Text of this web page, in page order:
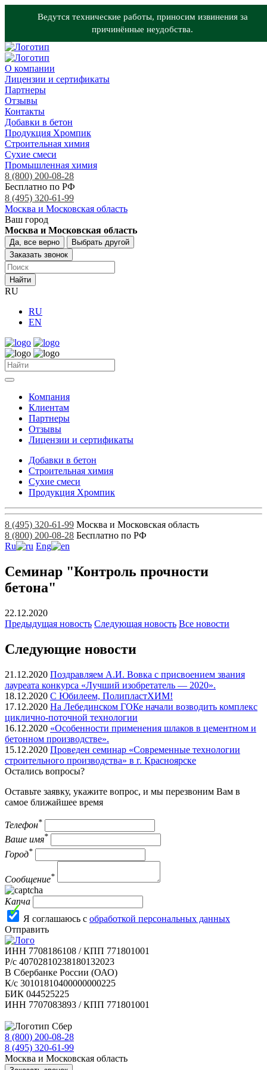
Ведутся технические работы, приносим извинения за
причинённые неудобства.
О компании
Лицензии и сертификаты
Партнеры
Отзывы
Контакты
Добавки в бетон
Продукция Хромпик
Строительная химия
Сухие смеси
Промышленная химия
8 (800) 200-08-28
Бесплатно по РФ
8 (495) 320-61-99
Москва и Московская область
Ваш город
Москва и Московская область
Да, все верно
Выбрать другой
Заказать звонок
Найти
RU
RU
EN
Компания
Клиентам
Партнеры
Отзывы
Лицензии и сертификаты
Добавки в бетон
Строительная химия
Сухие смеси
Продукция Хромпик
8 (495) 320-61-99 Москва и Московская область
8 (800) 200-08-28 Бесплатно по РФ
Ru
Eng
Семинар "Контроль прочности
бетона"
22.12.2020
Предыдущая новость Следующая новость Все новости
Следующие новости
21.12.2020 Поздравляем А.И. Вовка с присвоением звания
лауреата конкурса «Лучший изобретатель — 2020».
18.12.2020 С Юбилеем, ПолипластХИМ!
17.12.2020 На Лебединском ГОКе начали возводить комплекс
циклично-поточной технологии
16.12.2020 «Особенности применения шлаков в цементном и
бетонном производстве».
15.12.2020 Проведен семинар «Современные технологии
строительного производства» в г. Красноярске
Остались вопросы?
Оставьте заявку, укажите вопрос, и мы перезвоним Вам в
самое ближайшее время
Телефон*
Ваше имя*
Город*
Сообщение*
Капча
Я соглашаюсь с обработкой персональных данных
Отправить
ИНН 7708186108 / КПП 771801001
Р/с 40702810238180132023
В Сбербанке России (ОАО)
К/с 30101810400000000225
БИК 044525225
ИНН 7707083893 / КПП 771801001
8 (800) 200-08-28
8 (495) 320-61-99
Москва и Московская область